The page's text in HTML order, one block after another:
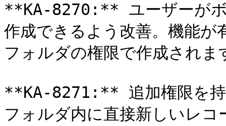
**KA-8270:** ユーザーがボ
作成できるよう改善。機能が
フォルダの権限で作成されま
**KA-8271:** 追加権限を持
フォルダ内に直接新しいレ